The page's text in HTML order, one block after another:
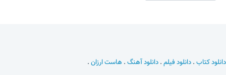
دانلود کتاب.دانلود فیلم.دانلود آهنگ. هاست ارزان.